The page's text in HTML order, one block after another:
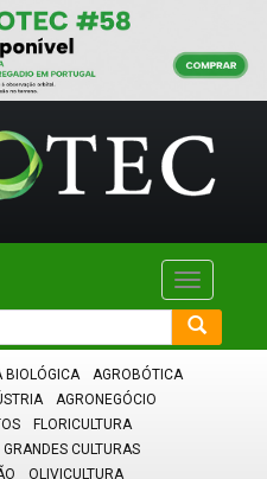
Toggle
BIOLÓGICA
AGROBÓTICA
AGRONEGÓCIO
FLORICULTURA
GRANDES CULTURAS
OLIVICULTURA